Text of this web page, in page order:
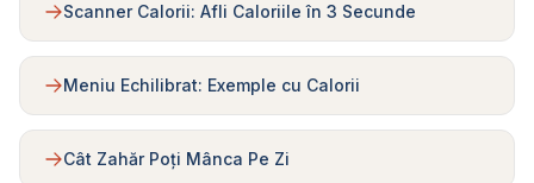
Scanner Calorii: Afli Caloriile în 3 Secunde
Meniu Echilibrat: Exemple cu Calorii
Cât Zahăr Poți Mânca Pe Zi